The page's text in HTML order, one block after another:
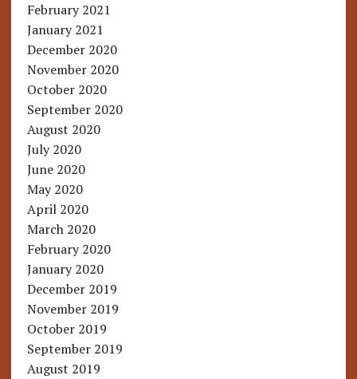
February 2021
January 2021
December 2020
November 2020
October 2020
September 2020
August 2020
July 2020
June 2020
May 2020
April 2020
March 2020
February 2020
January 2020
December 2019
November 2019
October 2019
September 2019
August 2019